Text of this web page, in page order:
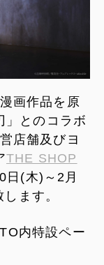
画作品を原
」とのコラボ
店舗及びヨ
THE SHOP
日(木)～2月
ます。
内特設ペー